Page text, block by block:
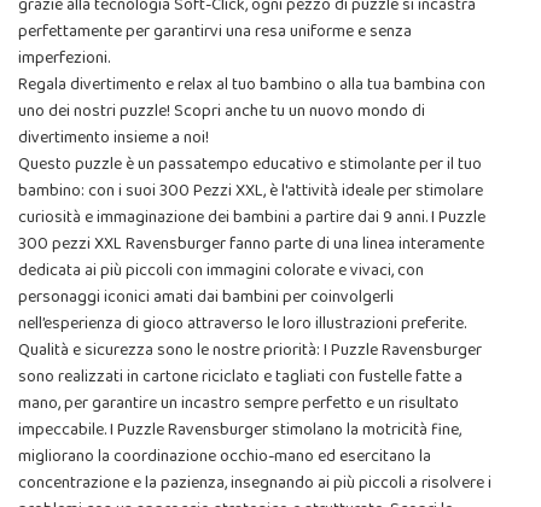
perfettamente per garantirvi una resa uniforme e senza
imperfezioni.
Regala divertimento e relax al tuo bambino o alla tua bambina con
uno dei nostri puzzle! Scopri anche tu un nuovo mondo di
divertimento insieme a noi!
Questo puzzle è un passatempo educativo e stimolante per il tuo
bambino: con i suoi 300 Pezzi XXL, è l'attività ideale per stimolare
curiosità e immaginazione dei bambini a partire dai 9 anni. I Puzzle
300 pezzi XXL Ravensburger fanno parte di una linea interamente
dedicata ai più piccoli con immagini colorate e vivaci, con
personaggi iconici amati dai bambini per coinvolgerli
nell’esperienza di gioco attraverso le loro illustrazioni preferite.
Qualità e sicurezza sono le nostre priorità: I Puzzle Ravensburger
sono realizzati in cartone riciclato e tagliati con fustelle fatte a
mano, per garantire un incastro sempre perfetto e un risultato
impeccabile. I Puzzle Ravensburger stimolano la motricità fine,
migliorano la coordinazione occhio-mano ed esercitano la
concentrazione e la pazienza, insegnando ai più piccoli a risolvere i